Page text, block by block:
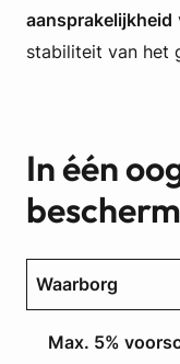
aansprakelijkheid
stabiliteit van het
In één
Waarborg
Max. 5%